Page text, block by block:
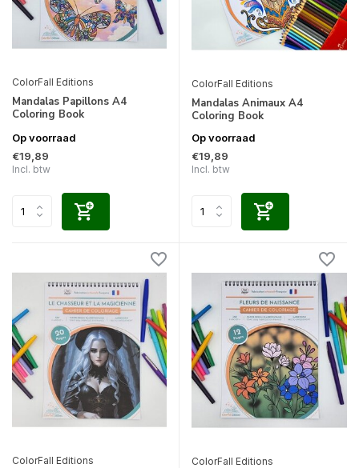
ColorFall Editions
Mandalas Papillons A4
Coloring Book
Op voorraad
€19,89
Incl. btw
ColorFall Editions
Mandalas Animaux A4
Coloring Book
Op voorraad
€19,89
Incl. btw
ColorFall Editions ColorFall Editions